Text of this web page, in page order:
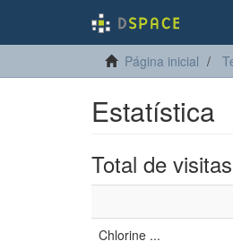
Página inicial
Estatística
Total de visitas
Chlorine ...